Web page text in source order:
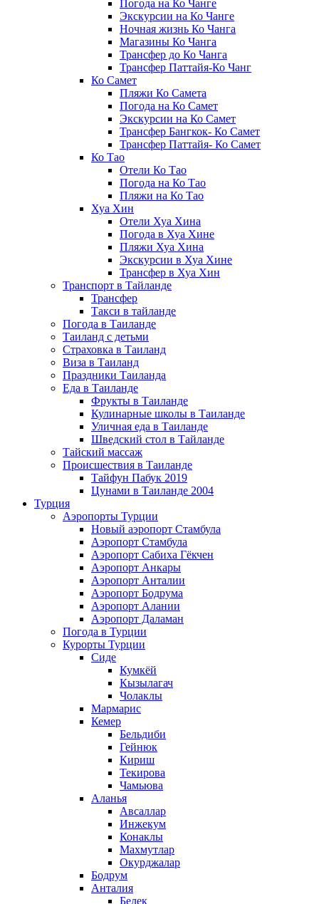
Погода на Ко Чанге
Экскурсии на Ко Чанге
Ночная жизнь Ко Чанга
Магазины Ко Чанга
Трансфер до Ко Чанга
Трансфер Паттайя-Ко Чанг
Ко Самет
Пляжи Ко Самета
Погода на Ко Самет
Экскурсии на Ко Самет
Трансфер Бангкок- Ко Самет
Трансфер Паттайя- Ко Самет
Ко Тао
Отели Ко Тао
Погода на Ко Тао
Пляжи на Ко Тао
Хуа Хин
Отели Хуа Хина
Погода в Хуа Хине
Пляжи Хуа Хина
Экскурсии в Хуа Хине
Трансфер в Хуа Хин
Транспорт в Тайланде
Трансфер
Такси в тайланде
Погода в Таиланде
Таиланд с детьми
Страховка в Таиланд
Виза в Таиланд
Праздники Таиланда
Еда в Таиланде
Фрукты в Таиланде
Кулинарные школы в Таиланде
Уличная еда в Таиланде
Шведский стол в Тайланде
Тайский массаж
Происшествия в Таиланде
Тайфун Пабук 2019
Цунами в Таиланде 2004
Турция
Аэропорты Турции
Новый аэропорт Стамбула
Аэропорт Стамбула
Аэропорт Сабиха Гёкчен
Аэропорт Анкары
Аэропорт Анталии
Аэропорт Бодрума
Аэропорт Алании
Аэропорт Даламан
Погода в Турции
Курорты Турции
Сиде
Кумкёй
Кызылагач
Чолаклы
Мармарис
Кемер
Бельдиби
Гейнюк
Кириш
Текирова
Чамьюва
Аланья
Авсаллар
Инжекум
Конаклы
Махмутлар
Окурджалар
Бодрум
Анталия
Белек